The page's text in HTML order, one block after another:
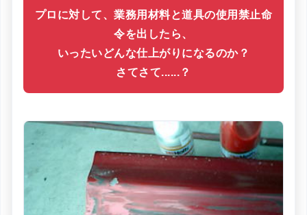
プロに対して、業務用材料と道具の使用禁止命
令を出したら、
いったいどんな仕上がりになるのか？
さてさて......？